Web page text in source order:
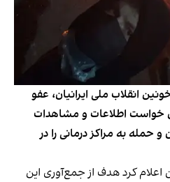
انقلاب ملی ایرانیان، عفو
خواست اطلاعات و مشاهدات
حمله به مراکز درمانی را در
جمعه ۱۰ بهمن اعلام کرد هدف از جمع‌آوری این